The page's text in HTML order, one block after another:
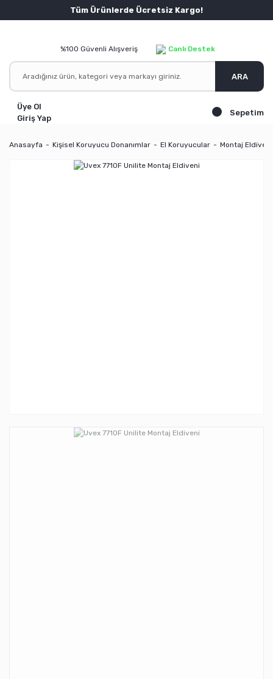
Tüm Ürünlerde Ücretsiz Kargo!
%100 Güvenli Alışveriş Canlı Destek
ARA
Üye Ol
Giriş Yap
Sepetim
Anasayfa Kişisel Koruyucu Donanımlar El Koruyucular Montaj